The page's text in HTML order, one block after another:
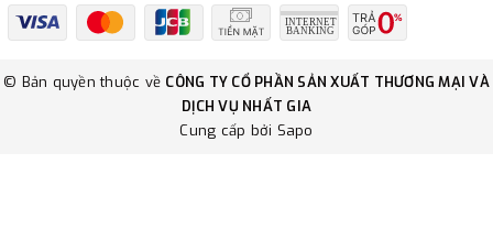
© Bản quyền thuộc về CÔNG TY CỔ PHẦN SẢN XUẤT THƯƠNG MẠI VÀ
DỊCH VỤ NHẤT GIA
Cung cấp bởi Sapo